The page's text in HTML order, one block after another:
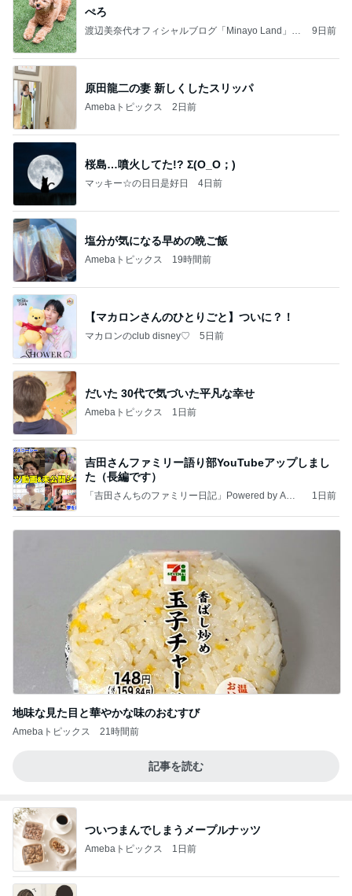
ぺろ
渡辺美奈代オフィシャルブログ「Minayo Land」P
9日前
原田龍二の妻 新しくしたスリッパ
Amebaトピックス 2日前
桜島…噴火してた!? Σ(O_O；)
マッキー☆の日日是好日 4日前
塩分が気になる早めの晩ご飯
Amebaトピックス 19時間前
【マカロンさんのひとりごと】ついに？！
マカロンのclub disney♡ 5日前
だいた 30代で気づいた平凡な幸せ
Amebaトピックス 1日前
吉田さんファミリー語り部YouTubeアップしまし
た（長編です）
「吉田さんちのファミリー日記」Powered by Ame
1日前
地味な見た目と華やかな味のおむすび
Amebaトピックス 21時間前
記事を読む
ついつまんでしまうメープルナッツ
Amebaトピックス 1日前